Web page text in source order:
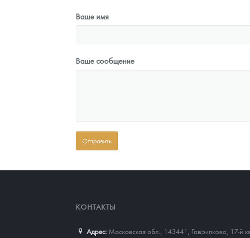
Ваше имя
Ваше сообщение
КОНТАКТЫ
Адрес: Московская обл., 143441
Гаврилково, 17-й